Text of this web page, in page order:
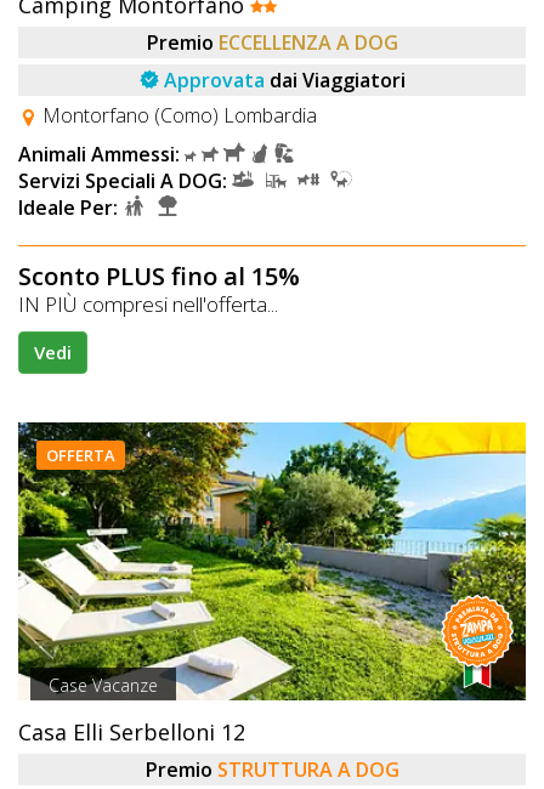
Premio ECCELLENZA A DOG
Approvata dai Viaggiatori
Montorfano (Como) Lombardia
Animali Ammessi:
Servizi Speciali A DOG:
Ideale Per:
Sconto PLUS fino al 15%
IN PIÙ compresi nell'offerta...
Vedi
OFFERTA
Case Vacanze
Casa Elli Serbelloni 12
Premio STRUTTURA A DOG